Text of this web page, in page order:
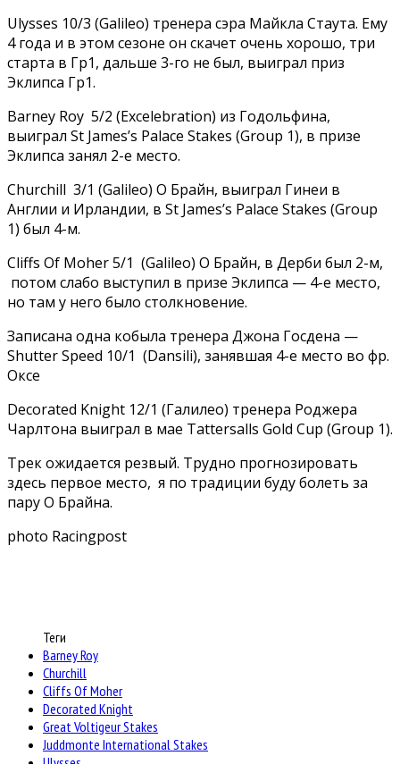
Ulysses 10/3 (Galileo) тренера сэра Майкла Стаута. Ему
4 года и в этом сезоне он скачет очень хорошо, три
старта в Гр1, дальше 3-го не был, выиграл приз
Эклипса Гр1.
Barney Roy 5/2 (Excelebration) из Годольфина,
выиграл St James’s Palace Stakes (Group 1), в призе
Эклипса занял 2-е место.
Churchill 3/1 (Galileo) О Брайн, выиграл Гинеи в
Англии и Ирландии, в St James’s Palace Stakes (Group
1) был 4-м.
Cliffs Of Moher 5/1 (Galileo) О Брайн, в Дерби был 2-м,
потом слабо выступил в призе Эклипса — 4-е место,
но там у него было столкновение.
Записана одна кобыла тренера Джона Госдена —
Shutter Speed 10/1 (Dansili), занявшая 4-е место во фр.
Оксе
Decorated Knight 12/1 (Галилео) тренера Роджера
Чарлтона выиграл в мае Tattersalls Gold Cup (Group 1).
Трек ожидается резвый. Трудно прогнозировать
здесь первое место, я по традиции буду болеть за
пару О Брайна.
photo Racingpost
Теги
Barney Roy
Churchill
Cliffs Of Moher
Decorated Knight
Great Voltigeur Stakes
Juddmonte International Stakes